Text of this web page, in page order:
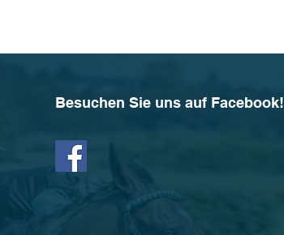
Besuchen Sie uns auf Facebook!